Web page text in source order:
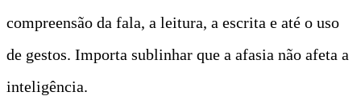
compreensão da fala, a leitura, a escrita e até o uso
de gestos. Importa sublinhar que a afasia não afeta a
inteligência.